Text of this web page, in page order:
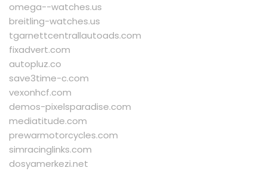
omega--watches.us
breitling-watches.us
tgarnettcentrallautoads.com
fixadvert.com
autopluz.co
save3time-c.com
vexonhcf.com
demos-pixelsparadise.com
mediatitude.com
prewarmotorcycles.com
simracinglinks.com
dosyamerkezi.net